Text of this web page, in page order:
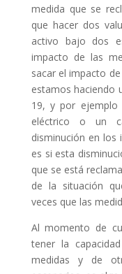
medida que se
que hacer dos
activo bajo dos
impacto de las
sacar el impacto
estamos haciendo
19, y por ejemplo
eléctrico o un
disminución en los
es si esta
que se está
de la situación
veces que las
Al momento de
tener la
medidas y de